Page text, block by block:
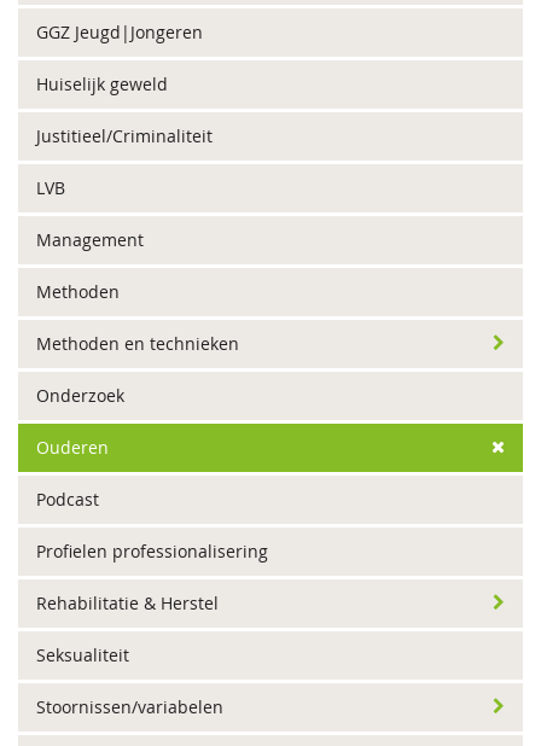
GGZ Jeugd|Jongeren
Huiselijk geweld
Justitieel/Criminaliteit
LVB
Management
Methoden
Methoden en technieken
Onderzoek
Ouderen
Podcast
Profielen professionalisering
Rehabilitatie & Herstel
Seksualiteit
Stoornissen/variabelen